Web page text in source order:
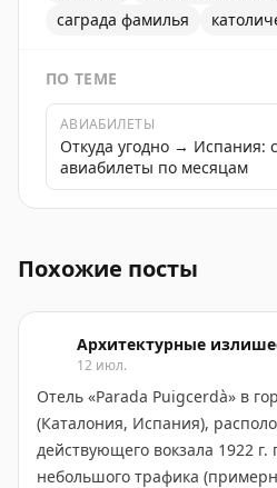
саграда фамилья
ПО ТЕМЕ
АВИАБИЛЕТЫ
Откуда угодно →
авиабилеты по месяцам
Похожие посты
Архитектурные
12 июл.
Отель «Parada Puigcerdà» в
(Каталония, Испания),
действующего вокзала 1922 г.
небольшого трафика